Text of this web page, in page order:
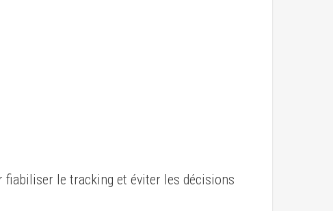
fiabiliser le tracking et éviter les décisions